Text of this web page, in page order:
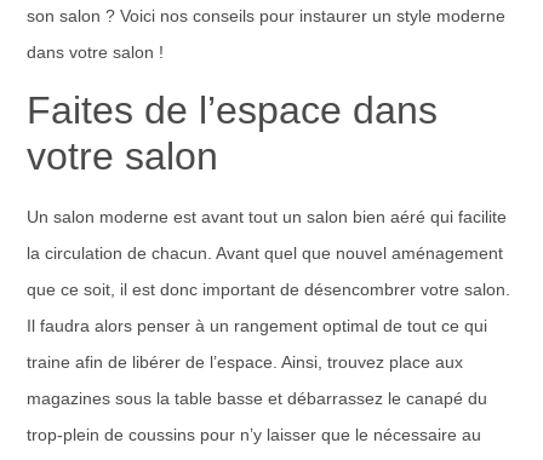
son salon ? Voici nos conseils pour instaurer un style moderne
dans votre salon !
Faites de l’espace dans
votre salon
Un salon moderne est avant tout un salon bien aéré qui facilite
la circulation de chacun. Avant quel que nouvel aménagement
que ce soit, il est donc important de désencombrer votre salon.
Il faudra alors penser à un rangement optimal de tout ce qui
traine afin de libérer de l’espace. Ainsi, trouvez place aux
magazines sous la table basse et débarrassez le canapé du
trop-plein de coussins pour n’y laisser que le nécessaire au